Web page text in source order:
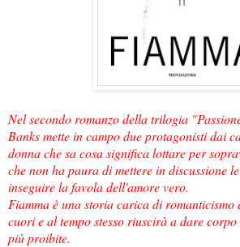
Nel secondo romanzo della trilogia
Banks mette in campo due protagonisti dai
donna che sa cosa significa lottare per
che non ha paura di mettere in discussione
inseguire la favola dell'amore vero.
Fiammaè una storia carica di romanticismo
cuori e al tempo stesso riuscirà a dare
più proibite.